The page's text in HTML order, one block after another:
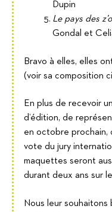
Dupin
Le pays des
Gondal et
Bravo à elles, elles
(voir sa composition
En plus de recevoir
d’édition, de
en octobre prochain,
vote du jury
maquettes seront
durant deux ans sur
Nous leur